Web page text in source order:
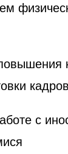
кадров
с